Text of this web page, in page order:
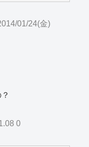
01/24(金)
0